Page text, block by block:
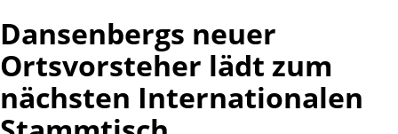
Dansenbergs neuer
Ortsvorsteher lädt zum
nächsten Internationalen